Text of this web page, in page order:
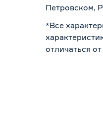
Петровском,
*Все
отличаться